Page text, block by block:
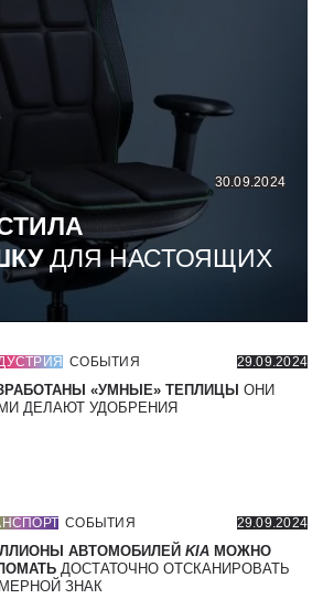
30.09.2024
ДЛЯ НАСТОЯЩИХ
СОБЫТИЯ 29.09.2024
«УМНЫЕ» ТЕПЛИЦЫ ОНИ
ДЕЛАЮТ УДОБРЕНИЯ
СОБЫТИЯ 29.09.2024
АВТОМОБИЛЕЙ KIA МОЖНО
ДОСТАТОЧНО ОТСКАНИРОВАТЬ
ЗНАК